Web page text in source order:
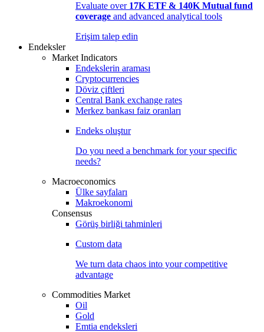
Evaluate over 17K ETF & 140K Mutual fund
coverage and advanced analytical tools
Erişim talep edin
Endeksler
Market Indicators
Endekslerin araması
Cryptocurrencies
Döviz çiftleri
Central Bank exchange rates
Merkez bankası faiz oranları
Endeks oluştur
Do you need a benchmark for your specific
needs?
Macroeconomics
Ülke sayfaları
Makroekonomi
Consensus
Görüş birliği tahminleri
Custom data
We turn data chaos into your competitive
advantage
Commodities Market
Oil
Gold
Emtia endeksleri